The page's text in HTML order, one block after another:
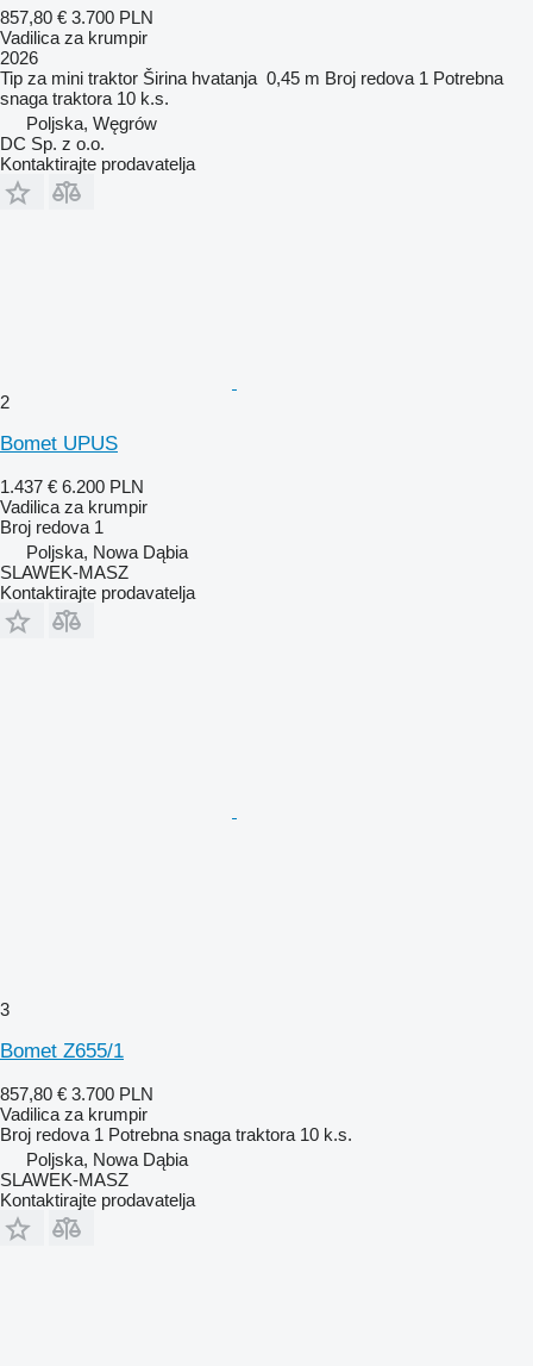
857,80 € 3.700 PLN
Vadilica za krumpir
2026
Tip za mini traktor Širina hvatanja 0,45 m Broj redova 1 Potrebna
snaga traktora 10 k.s.
Poljska, Węgrów
DC Sp. z o.o.
Kontaktirajte prodavatelja
2
Bomet UPUS
1.437 € 6.200 PLN
Vadilica za krumpir
Broj redova 1
Poljska, Nowa Dąbia
SLAWEK-MASZ
Kontaktirajte prodavatelja
3
Bomet Z655/1
857,80 € 3.700 PLN
Vadilica za krumpir
Broj redova 1 Potrebna snaga traktora 10 k.s.
Poljska, Nowa Dąbia
SLAWEK-MASZ
Kontaktirajte prodavatelja